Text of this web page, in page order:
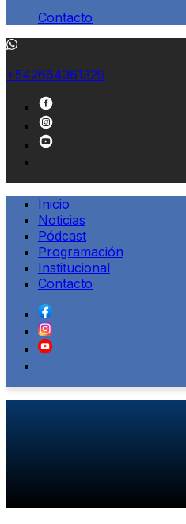
Contacto
+542664361329
Inicio
Noticias
Pódcast
Programación
Institucional
Contacto